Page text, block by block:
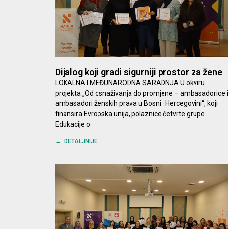
Dijalog koji gradi sigurniji prostor za žene
LOKALNA I MEĐUNARODNA SARADNJA U okviru
projekta „Od osnaživanja do promjene – ambasadorice i
ambasadori ženskih prava u Bosni i Hercegovini“, koji
finansira Evropska unija, polaznice četvrte grupe
Edukacije o
→ DETALJNIJE